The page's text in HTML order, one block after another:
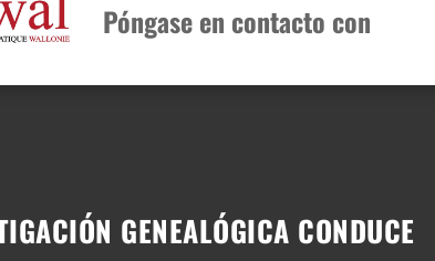
Póngase en contacto con
GENEALÓGICA CONDUCE